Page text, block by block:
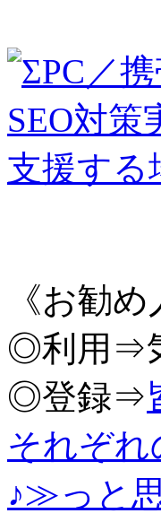
《お勧
◎利用⇒
◎登録⇒
それぞ
♪≫っと